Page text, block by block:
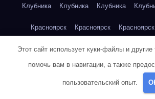
Клубника Клубника Клубника
Красноярск Красноярск Красноярск
Красноярск Красноярск Красноярск
Красноярск Красноярск
Этот сайт использует куки-файлы и другие
помочь вам в навигации, а также
пользовательский опыт.